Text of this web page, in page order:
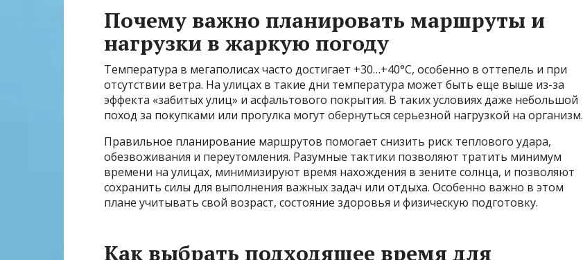
Почему важно планировать маршруты и
нагрузки в жаркую погоду
Температура в мегаполисах часто достигает +30…+40°C, особенно в оттепель и при
отсутствии ветра. На улицах в такие дни температура может быть еще выше из-за
эффекта «забитых улиц» и асфальтового покрытия. В таких условиях даже небольшой
поход за покупками или прогулка могут обернуться серьезной нагрузкой на организм.
Правильное планирование маршрутов помогает снизить риск теплового удара,
обезвоживания и переутомления. Разумные тактики позволяют тратить минимум
времени на улицах, минимизируют время нахождения в зените солнца, и позволяют
сохранить силы для выполнения важных задач или отдыха. Особенно важно в этом
плане учитывать свой возраст, состояние здоровья и физическую подготовку.
Как выбрать подходящее время для